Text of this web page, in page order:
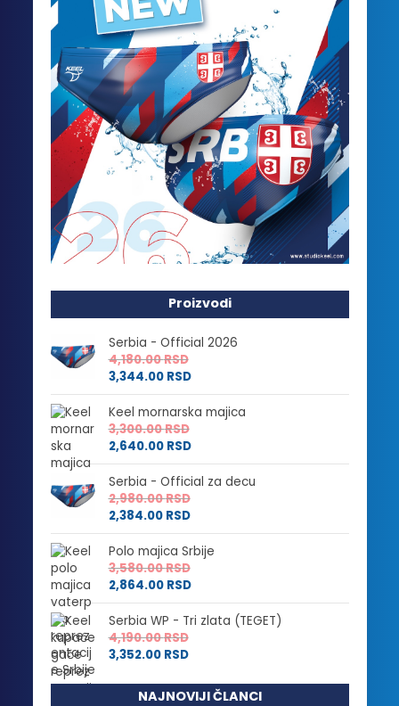
Proizvodi
Serbia - Official 2026
4,180.00RSD
3,344.00 RSD
Keel mornarska majica
3,300.00RSD
2,640.00 RSD
Serbia - Official za decu
2,980.00RSD
2,384.00 RSD
Polo majica Srbije
3,580.00RSD
2,864.00 RSD
Serbia WP - Tri zlata (TEGET)
4,190.00RSD
3,352.00 RSD
NAJNOVIJI ČLANCI